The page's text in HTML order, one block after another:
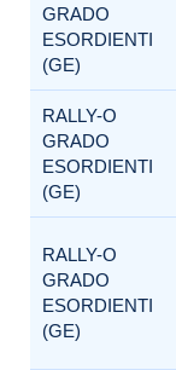
GRADO
ESORDIENTI
(GE)
RALLY-O
GRADO
ESORDIENTI
(GE)
RALLY-O
GRADO
ESORDIENTI
(GE)